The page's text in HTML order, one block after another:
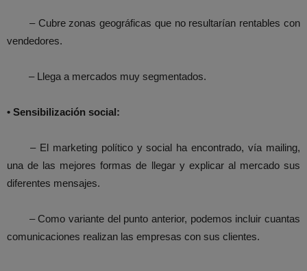
– Cubre zonas geográficas que no resultarían rentables con
vendedores.
– Llega a mercados muy segmentados.
• Sensibilización social:
– El marketing político y social ha encontrado, vía mailing,
una de las mejores formas de llegar y explicar al mercado sus
diferentes mensajes.
– Como variante del punto anterior, podemos incluir cuantas
comunicaciones realizan las empresas con sus clientes.